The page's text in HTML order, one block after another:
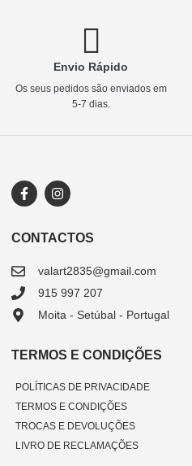
Envio Rápido
Os seus pedidos são enviados em
5-7 dias.
CONTACTOS
valart2835@gmail.com
915 997 207
Moita - Setúbal - Portugal
TERMOS E CONDIÇÕES
POLÍTICAS DE PRIVACIDADE
TERMOS E CONDIÇÕES
TROCAS E DEVOLUÇÕES
LIVRO DE RECLAMAÇÕES